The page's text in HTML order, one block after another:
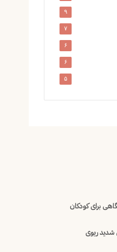
۹
۷
۶
۶
۵
ریوی